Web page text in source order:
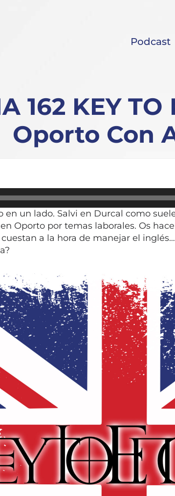
Podcast
162 KEY
Oporto Con
en un lado. Salvi en Durcal como
Oporto por temas laborales. Os
a la hora de manejar el